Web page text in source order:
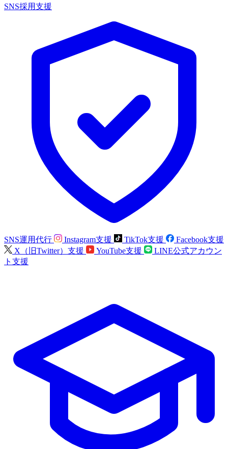
SNS採用支援
SNS運用代行 Instagram支援 TikTok支援
Facebook支援
X（旧Twitter）支援
YouTube支援
LINE公式アカウン
ト支援